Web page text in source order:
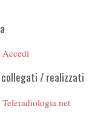
Accedi
/ realizzati
Teleradiologia.net